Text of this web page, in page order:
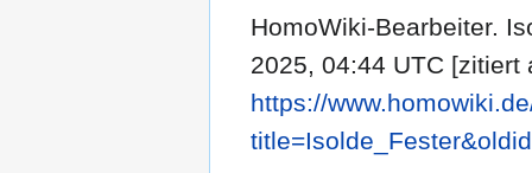
HomoWiki-Bearbeiter.
2025, 04:44 UTC [zitiert
https://